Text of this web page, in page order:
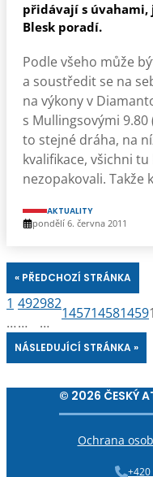
přidávají s úvahami,
Blesk poradí.
Podle všeho může
a soustředit se na
na výkony v
s Mullingsovými 9.80
to stejné dráha, na
kvalifikace, všichni
nezopakovali. Takže
AKTUALITY
pondělí 6. června 2011
« PŘEDCHOZÍ STRÁNKA
1
…
492
…
982
…
145714581459
NÁSLEDUJÍCÍ STRÁNKA »
© 2026 ČESKÝ
Ochrana
+420